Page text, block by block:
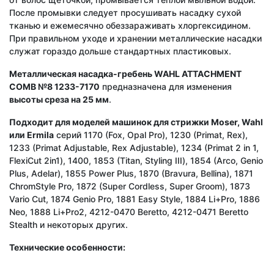
После промывки следует просушивать насадку сухой
тканью и ежемесячно обеззараживать хлоргексидином.
При правильном уходе и хранении металлические насадки
служат гораздо дольше стандартных пластиковых.
Металлическая насадка-гребеньWAHLATTACHMENT
COMB №8 1233-7170 предназначена для изменения
высоты среза на 25 мм.
Подходитдлямоделей машинокдлястрижки Moser, Wahl
или Ermila серий 1170 (Fox, Opal Pro), 1230 (Primat, Rex),
1233 (Primat Adjustable, Rex Adjustable), 1234 (Primat 2 in 1,
FlexiCut 2in1), 1400, 1853 (Titan, Styling III), 1854 (Arco, Genio
Plus, Adelar), 1855 Power Plus, 1870 (Bravura, Bellina), 1871
ChromStyle Pro, 1872 (Super Cordless, Super Groom), 1873
Vario Cut, 1874 Genio Pro, 1881 Easy Style, 1884 Li+Pro, 1886
Neo, 1888 Li+Pro2, 4212-0470 Beretto, 4212-0471 Beretto
Stealth и некоторых других.
Технические особенности: